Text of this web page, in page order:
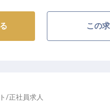
この
/正社員求人